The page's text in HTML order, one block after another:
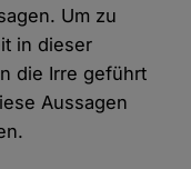
Um zu
in dieser
die Irre geführt
Aussagen